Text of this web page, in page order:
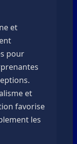
et
pour
et
favorise
les